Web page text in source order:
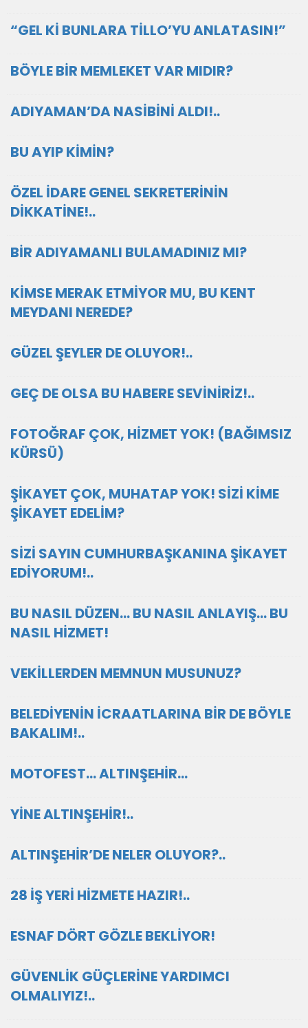
“GEL Kİ BUNLARA TİLLO’YU ANLATASIN!”
BÖYLE BİR MEMLEKET VAR MIDIR?
ADIYAMAN’DA NASİBİNİ ALDI!..
BU AYIP KİMİN?
ÖZEL İDARE GENEL SEKRETERİNİN
DİKKATİNE!..
BİR ADIYAMANLI BULAMADINIZ MI?
KİMSE MERAK ETMİYOR MU, BU KENT
MEYDANI NEREDE?
GÜZEL ŞEYLER DE OLUYOR!..
GEÇ DE OLSA BU HABERE SEVİNİRİZ!..
FOTOĞRAF ÇOK, HİZMET YOK! (BAĞIMSIZ
KÜRSÜ)
ŞİKAYET ÇOK, MUHATAP YOK! SİZİ KİME
ŞİKAYET EDELİM?
SİZİ SAYIN CUMHURBAŞKANINA ŞİKAYET
EDİYORUM!..
BU NASIL DÜZEN… BU NASIL ANLAYIŞ… BU
NASIL HİZMET!
VEKİLLERDEN MEMNUN MUSUNUZ?
BELEDİYENİN İCRAATLARINA BİR DE BÖYLE
BAKALIM!..
MOTOFEST… ALTINŞEHİR…
YİNE ALTINŞEHİR!..
ALTINŞEHİR’DE NELER OLUYOR?..
28 İŞ YERİ HİZMETE HAZIR!..
ESNAF DÖRT GÖZLE BEKLİYOR!
GÜVENLİK GÜÇLERİNE YARDIMCI
OLMALIYIZ!..